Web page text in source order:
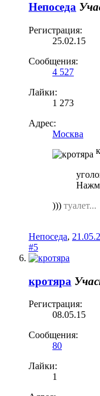
Непоседа
Регистрация:
25.02.15
Сообщения:
4 527
Лайки:
1 273
Адрес:
Москва
))) туалет...
Непоседа,
#5
кротяра
Регистрация:
08.05.15
Сообщения:
80
Лайки:
1